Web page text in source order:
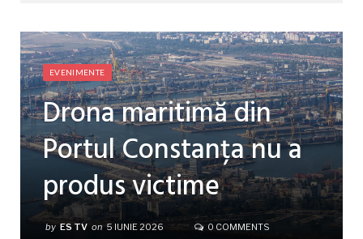
EVENIMENTE
Drona maritimă din
Portul Constanța nu a
produs victime
by ES TV on 5 IUNIE 2026 0 COMMENTS